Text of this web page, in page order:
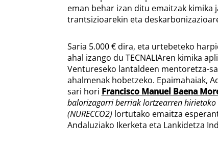
eman behar izan ditu emaitzak
trantsizioarekin eta
Saria 5.000 € dira, eta urtebeteko
ahal izango du TECNALIAren kimika
Ventureseko lantaldeen mentoretza-
ahalmenak hobetzeko. Epaimahaiak,
sari hori Francisco Manuel Baena
balorizagarri berriak lortzearren
(NURECCO2) lortutako emaitza
Andaluziako Ikerketa eta Lankidetza